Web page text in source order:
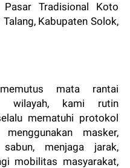
Tradisional Koto
Kabupaten Solok,
mata rantai
wilayah, kami rutin
mematuhi protokol
masker,
menjaga jarak,
mobilitas masyarakat,